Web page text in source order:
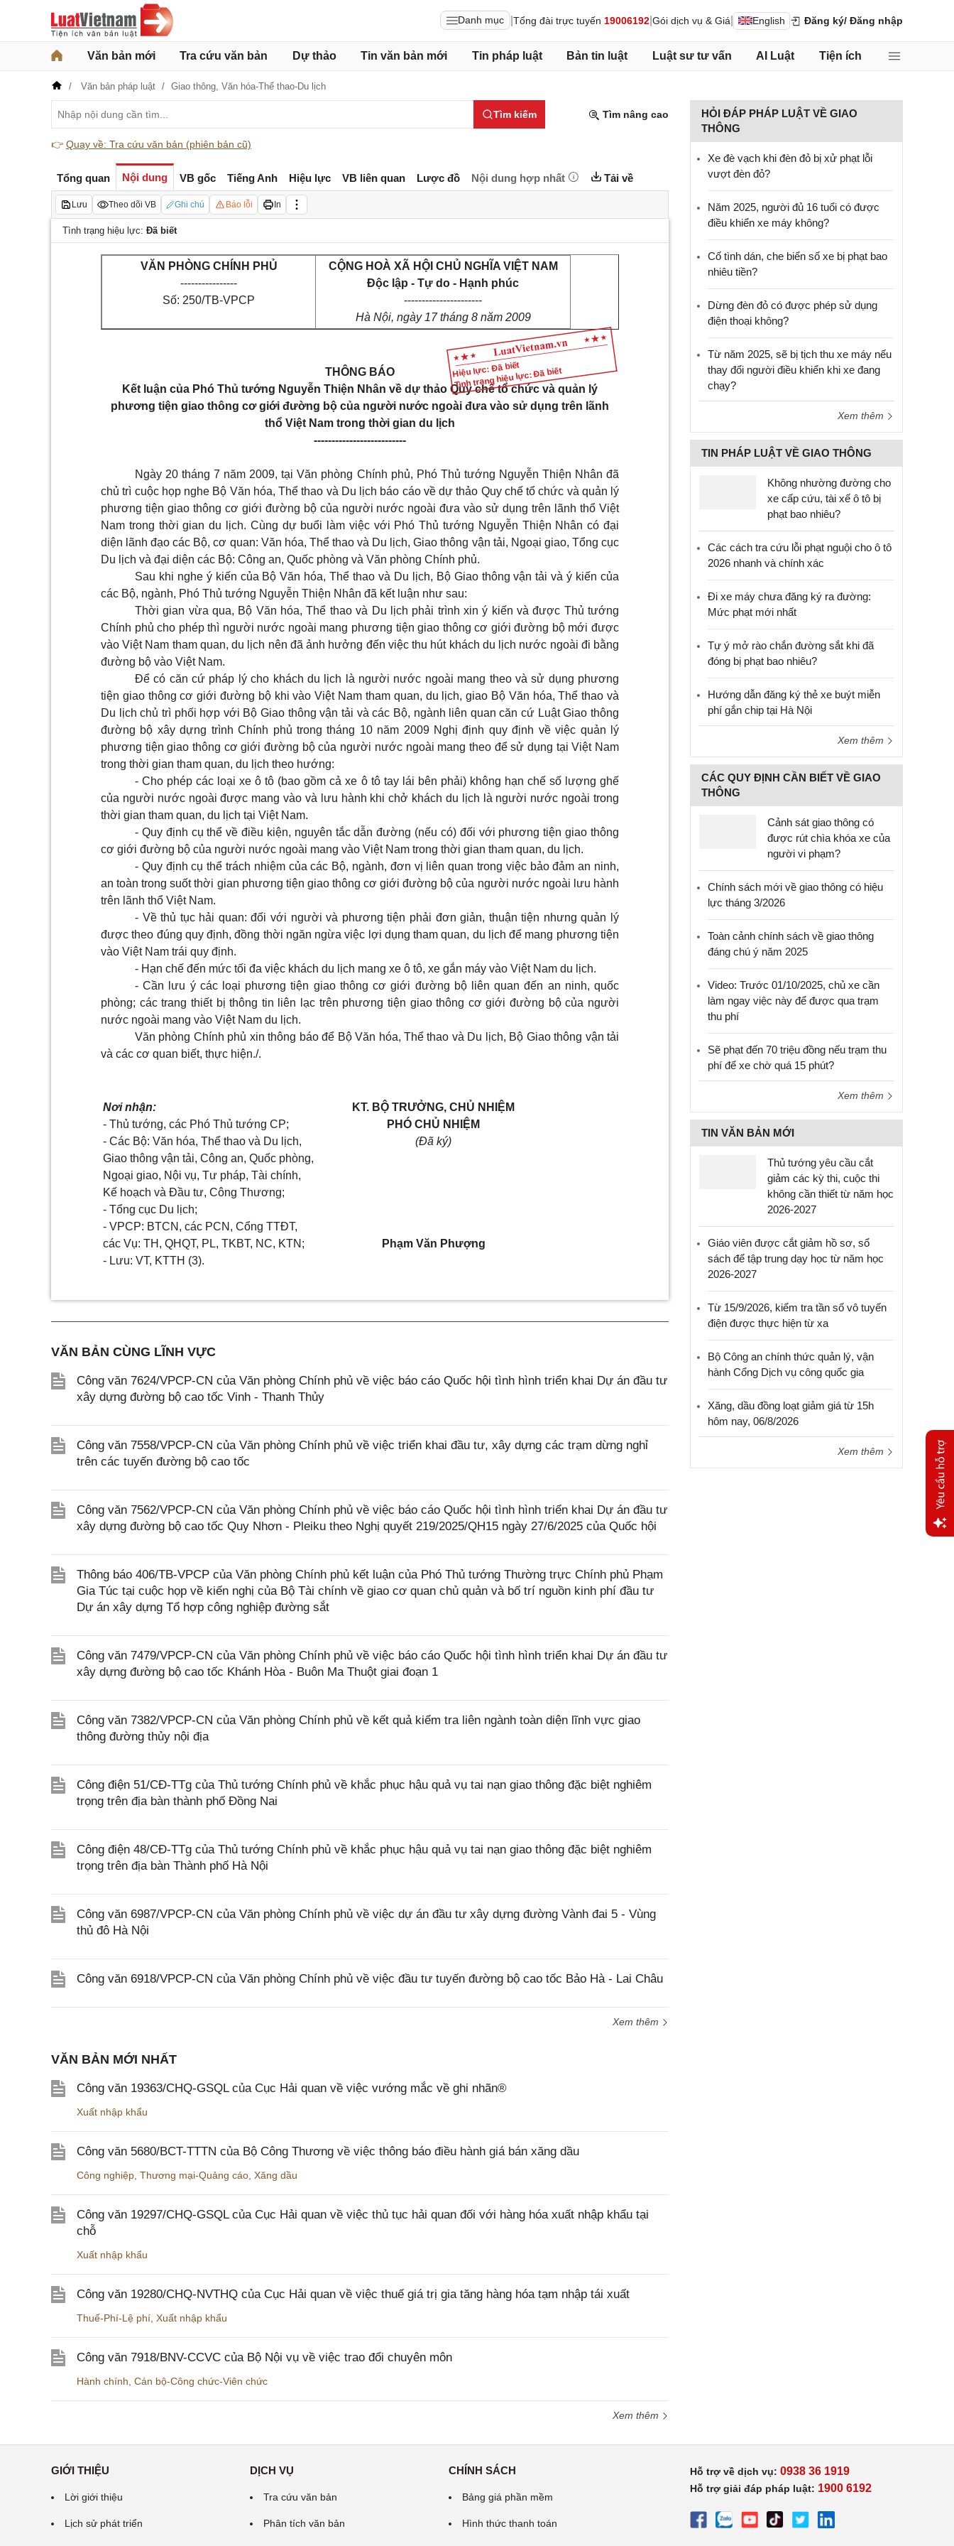
Danh mục Tổng đài trực tuyến 19006192 Gói dịch vụ & Giá English Đăng ký/ Đăng nhập
Văn bản mới Tra cứu văn bản Dự thảo Tin văn bản mới Tin pháp luật Bản tin luật Luật sư tư vấn AI Luật Tiện ích
Văn bản pháp luật Giao thông, Văn hóa-Thể thao-Du lịch
Tìm kiếm Tìm nâng cao
👉 Quay về: Tra cứu văn bản (phiên bản cũ)
Tổng quan Nội dung VB gốc Tiếng Anh Hiệu lực VB liên quan Lược đồ Nội dung hợp nhất Tải về
Lưu Theo dõi VB Ghi chú Báo lỗi In
Tình trạng hiệu lực: Đã biết
Hiệu lực: Đã biết
Tình trạng hiệu lực: Đã biết
VĂN PHÒNG CHÍNH PHỦ
----------------
Số: 250/TB-VPCP
CỘNG HOÀ XÃ HỘI CHỦ NGHĨA VIỆT NAM
Độc lập - Tự do - Hạnh phúc
----------------------
Hà Nội, ngày 17 tháng 8 năm 2009
THÔNG BÁO
Kết luận của Phó Thủ tướng Nguyễn Thiện Nhân về dự thảo Quy chế tổ chức và quản lý
phương tiện giao thông cơ giới đường bộ của người nước ngoài đưa vào sử dụng trên lãnh
thổ Việt Nam trong thời gian du lịch
--------------------------
Ngày 20 tháng 7 năm 2009, tại Văn phòng Chính phủ, Phó Thủ tướng Nguyễn Thiện Nhân đã
chủ trì cuộc họp nghe Bộ Văn hóa, Thể thao và Du lịch báo cáo về dự thảo Quy chế tổ chức và quản lý
phương tiện giao thông cơ giới đường bộ của người nước ngoài đưa vào sử dụng trên lãnh thổ Việt
Nam trong thời gian du lịch. Cùng dự buổi làm việc với Phó Thủ tướng Nguyễn Thiện Nhân có đại
diện lãnh đạo các Bộ, cơ quan: Văn hóa, Thể thao và Du lịch, Giao thông vận tải, Ngoại giao, Tổng cục
Du lịch và đại diện các Bộ: Công an, Quốc phòng và Văn phòng Chính phủ.
Sau khi nghe ý kiến của Bộ Văn hóa, Thể thao và Du lịch, Bộ Giao thông vận tải và ý kiến của
các Bộ, ngành, Phó Thủ tướng Nguyễn Thiện Nhân đã kết luận như sau:
Thời gian vừa qua, Bộ Văn hóa, Thể thao và Du lịch phải trình xin ý kiến và được Thủ tướng
Chính phủ cho phép thì người nước ngoài mang phương tiện giao thông cơ giới đường bộ mới được
vào Việt Nam tham quan, du lịch nên đã ảnh hưởng đến việc thu hút khách du lịch nước ngoài đi bằng
đường bộ vào Việt Nam.
Để có căn cứ pháp lý cho khách du lịch là người nước ngoài mang theo và sử dụng phương
tiện giao thông cơ giới đường bộ khi vào Việt Nam tham quan, du lịch, giao Bộ Văn hóa, Thể thao và
Du lịch chủ trì phối hợp với Bộ Giao thông vận tải và các Bộ, ngành liên quan căn cứ Luật Giao thông
đường bộ xây dựng trình Chính phủ trong tháng 10 năm 2009 Nghị định quy định về việc quản lý
phương tiện giao thông cơ giới đường bộ của người nước ngoài mang theo để sử dụng tại Việt Nam
trong thời gian tham quan, du lịch theo hướng:
- Cho phép các loại xe ô tô (bao gồm cả xe ô tô tay lái bên phải) không hạn chế số lượng ghế
của người nước ngoài được mang vào và lưu hành khi chở khách du lịch là người nước ngoài trong
thời gian tham quan, du lịch tại Việt Nam.
- Quy định cụ thể về điều kiện, nguyên tắc dẫn đường (nếu có) đối với phương tiện giao thông
cơ giới đường bộ của người nước ngoài mang vào Việt Nam trong thời gian tham quan, du lịch.
- Quy định cụ thể trách nhiệm của các Bộ, ngành, đơn vị liên quan trong việc bảo đảm an ninh,
an toàn trong suốt thời gian phương tiện giao thông cơ giới đường bộ của người nước ngoài lưu hành
trên lãnh thổ Việt Nam.
- Về thủ tục hải quan: đối với người và phương tiện phải đơn giản, thuận tiện nhưng quản lý
được theo đúng quy định, đồng thời ngăn ngừa việc lợi dụng tham quan, du lịch để mang phương tiện
vào Việt Nam trái quy định.
- Hạn chế đến mức tối đa việc khách du lịch mang xe ô tô, xe gắn máy vào Việt Nam du lịch.
- Cần lưu ý các loại phương tiện giao thông cơ giới đường bộ liên quan đến an ninh, quốc
phòng; các trang thiết bị thông tin liên lạc trên phương tiện giao thông cơ giới đường bộ của người
nước ngoài mang vào Việt Nam du lịch.
Văn phòng Chính phủ xin thông báo để Bộ Văn hóa, Thể thao và Du lịch, Bộ Giao thông vận tải
và các cơ quan biết, thực hiện./.
Nơi nhận:
- Thủ tướng, các Phó Thủ tướng CP;
- Các Bộ: Văn hóa, Thể thao và Du lịch,
Giao thông vận tải, Công an, Quốc phòng,
Ngoại giao, Nội vụ, Tư pháp, Tài chính,
Kế hoạch và Đầu tư, Công Thương;
- Tổng cục Du lịch;
- VPCP: BTCN, các PCN, Cổng TTĐT,
các Vụ: TH, QHQT, PL, TKBT, NC, KTN;
- Lưu: VT, KTTH (3).
KT. BỘ TRƯỞNG, CHỦ NHIỆM
PHÓ CHỦ NHIỆM
(Đã ký)
Phạm Văn Phượng
VĂN BẢN CÙNG LĨNH VỰC
Công văn 7624/VPCP-CN của Văn phòng Chính phủ về việc báo cáo Quốc hội tình hình triển khai Dự án đầu tư
xây dựng đường bộ cao tốc Vinh - Thanh Thủy
Công văn 7558/VPCP-CN của Văn phòng Chính phủ về việc triển khai đầu tư, xây dựng các trạm dừng nghỉ
trên các tuyến đường bộ cao tốc
Công văn 7562/VPCP-CN của Văn phòng Chính phủ về việc báo cáo Quốc hội tình hình triển khai Dự án đầu tư
xây dựng đường bộ cao tốc Quy Nhơn - Pleiku theo Nghị quyết 219/2025/QH15 ngày 27/6/2025 của Quốc hội
Thông báo 406/TB-VPCP của Văn phòng Chính phủ kết luận của Phó Thủ tướng Thường trực Chính phủ Phạm
Gia Túc tại cuộc họp về kiến nghị của Bộ Tài chính về giao cơ quan chủ quản và bố trí nguồn kinh phí đầu tư
Dự án xây dựng Tổ hợp công nghiệp đường sắt
Công văn 7479/VPCP-CN của Văn phòng Chính phủ về việc báo cáo Quốc hội tình hình triển khai Dự án đầu tư
xây dựng đường bộ cao tốc Khánh Hòa - Buôn Ma Thuột giai đoạn 1
Công văn 7382/VPCP-CN của Văn phòng Chính phủ về kết quả kiểm tra liên ngành toàn diện lĩnh vực giao
thông đường thủy nội địa
Công điện 51/CĐ-TTg của Thủ tướng Chính phủ về khắc phục hậu quả vụ tai nạn giao thông đặc biệt nghiêm
trọng trên địa bàn thành phố Đồng Nai
Công điện 48/CĐ-TTg của Thủ tướng Chính phủ về khắc phục hậu quả vụ tai nạn giao thông đặc biệt nghiêm
trọng trên địa bàn Thành phố Hà Nội
Công văn 6987/VPCP-CN của Văn phòng Chính phủ về việc dự án đầu tư xây dựng đường Vành đai 5 - Vùng
thủ đô Hà Nội
Công văn 6918/VPCP-CN của Văn phòng Chính phủ về việc đầu tư tuyến đường bộ cao tốc Bảo Hà - Lai Châu
Xem thêm
VĂN BẢN MỚI NHẤT
Công văn 19363/CHQ-GSQL của Cục Hải quan về việc vướng mắc về ghi nhãn®
Xuất nhập khẩu
Công văn 5680/BCT-TTTN của Bộ Công Thương về việc thông báo điều hành giá bán xăng dầu
Công nghiệp Thương mại-Quảng cáo Xăng dầu
Công văn 19297/CHQ-GSQL của Cục Hải quan về việc thủ tục hải quan đối với hàng hóa xuất nhập khẩu tại
chỗ
Xuất nhập khẩu
Công văn 19280/CHQ-NVTHQ của Cục Hải quan về việc thuế giá trị gia tăng hàng hóa tạm nhập tái xuất
Thuế-Phí-Lệ phí Xuất nhập khẩu
Công văn 7918/BNV-CCVC của Bộ Nội vụ về việc trao đổi chuyên môn
Hành chính Cán bộ-Công chức-Viên chức
Xem thêm
HỎI ĐÁP PHÁP LUẬT VỀ GIAO
THÔNG
Xe đè vạch khi đèn đỏ bị xử phạt lỗi
vượt đèn đỏ?
Năm 2025, người đủ 16 tuổi có được
điều khiển xe máy không?
Cố tình dán, che biển số xe bị phạt bao
nhiêu tiền?
Dừng đèn đỏ có được phép sử dụng
điện thoại không?
Từ năm 2025, sẽ bị tịch thu xe máy nếu
thay đổi người điều khiển khi xe đang
chạy?
Xem thêm
TIN PHÁP LUẬT VỀ GIAO THÔNG
Không nhường đường cho
xe cấp cứu, tài xế ô tô bị
phạt bao nhiêu?
Các cách tra cứu lỗi phạt nguội cho ô tô
2026 nhanh và chính xác
Đi xe máy chưa đăng ký ra đường:
Mức phạt mới nhất
Tự ý mở rào chắn đường sắt khi đã
đóng bị phạt bao nhiêu?
Hướng dẫn đăng ký thẻ xe buýt miễn
phí gắn chip tại Hà Nội
Xem thêm
CÁC QUY ĐỊNH CẦN BIẾT VỀ GIAO
THÔNG
Cảnh sát giao thông có
được rút chìa khóa xe của
người vi phạm?
Chính sách mới về giao thông có hiệu
lực tháng 3/2026
Toàn cảnh chính sách về giao thông
đáng chú ý năm 2025
Video: Trước 01/10/2025, chủ xe cần
làm ngay việc này để được qua trạm
thu phí
Sẽ phạt đến 70 triệu đồng nếu trạm thu
phí để xe chờ quá 15 phút?
Xem thêm
TIN VĂN BẢN MỚI
Thủ tướng yêu cầu cắt
giảm các kỳ thi, cuộc thi
không cần thiết từ năm học
2026-2027
Giáo viên được cắt giảm hồ sơ, sổ
sách để tập trung dạy học từ năm học
2026-2027
Từ 15/9/2026, kiểm tra tần số vô tuyến
điện được thực hiện từ xa
Bộ Công an chính thức quản lý, vận
hành Cổng Dịch vụ công quốc gia
Xăng, dầu đồng loạt giảm giá từ 15h
hôm nay, 06/8/2026
Xem thêm
GIỚI THIỆU
Lời giới thiệu
Lịch sử phát triển
DỊCH VỤ
Tra cứu văn bản
Phân tích văn bản
CHÍNH SÁCH
Bảng giá phần mềm
Hình thức thanh toán
Hỗ trợ về dịch vụ: 0938 36 1919
Hỗ trợ giải đáp pháp luật: 1900 6192